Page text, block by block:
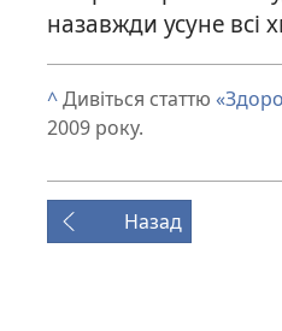
назавжди усуне всі
^Дивіться статтю
2009 року.
Назад